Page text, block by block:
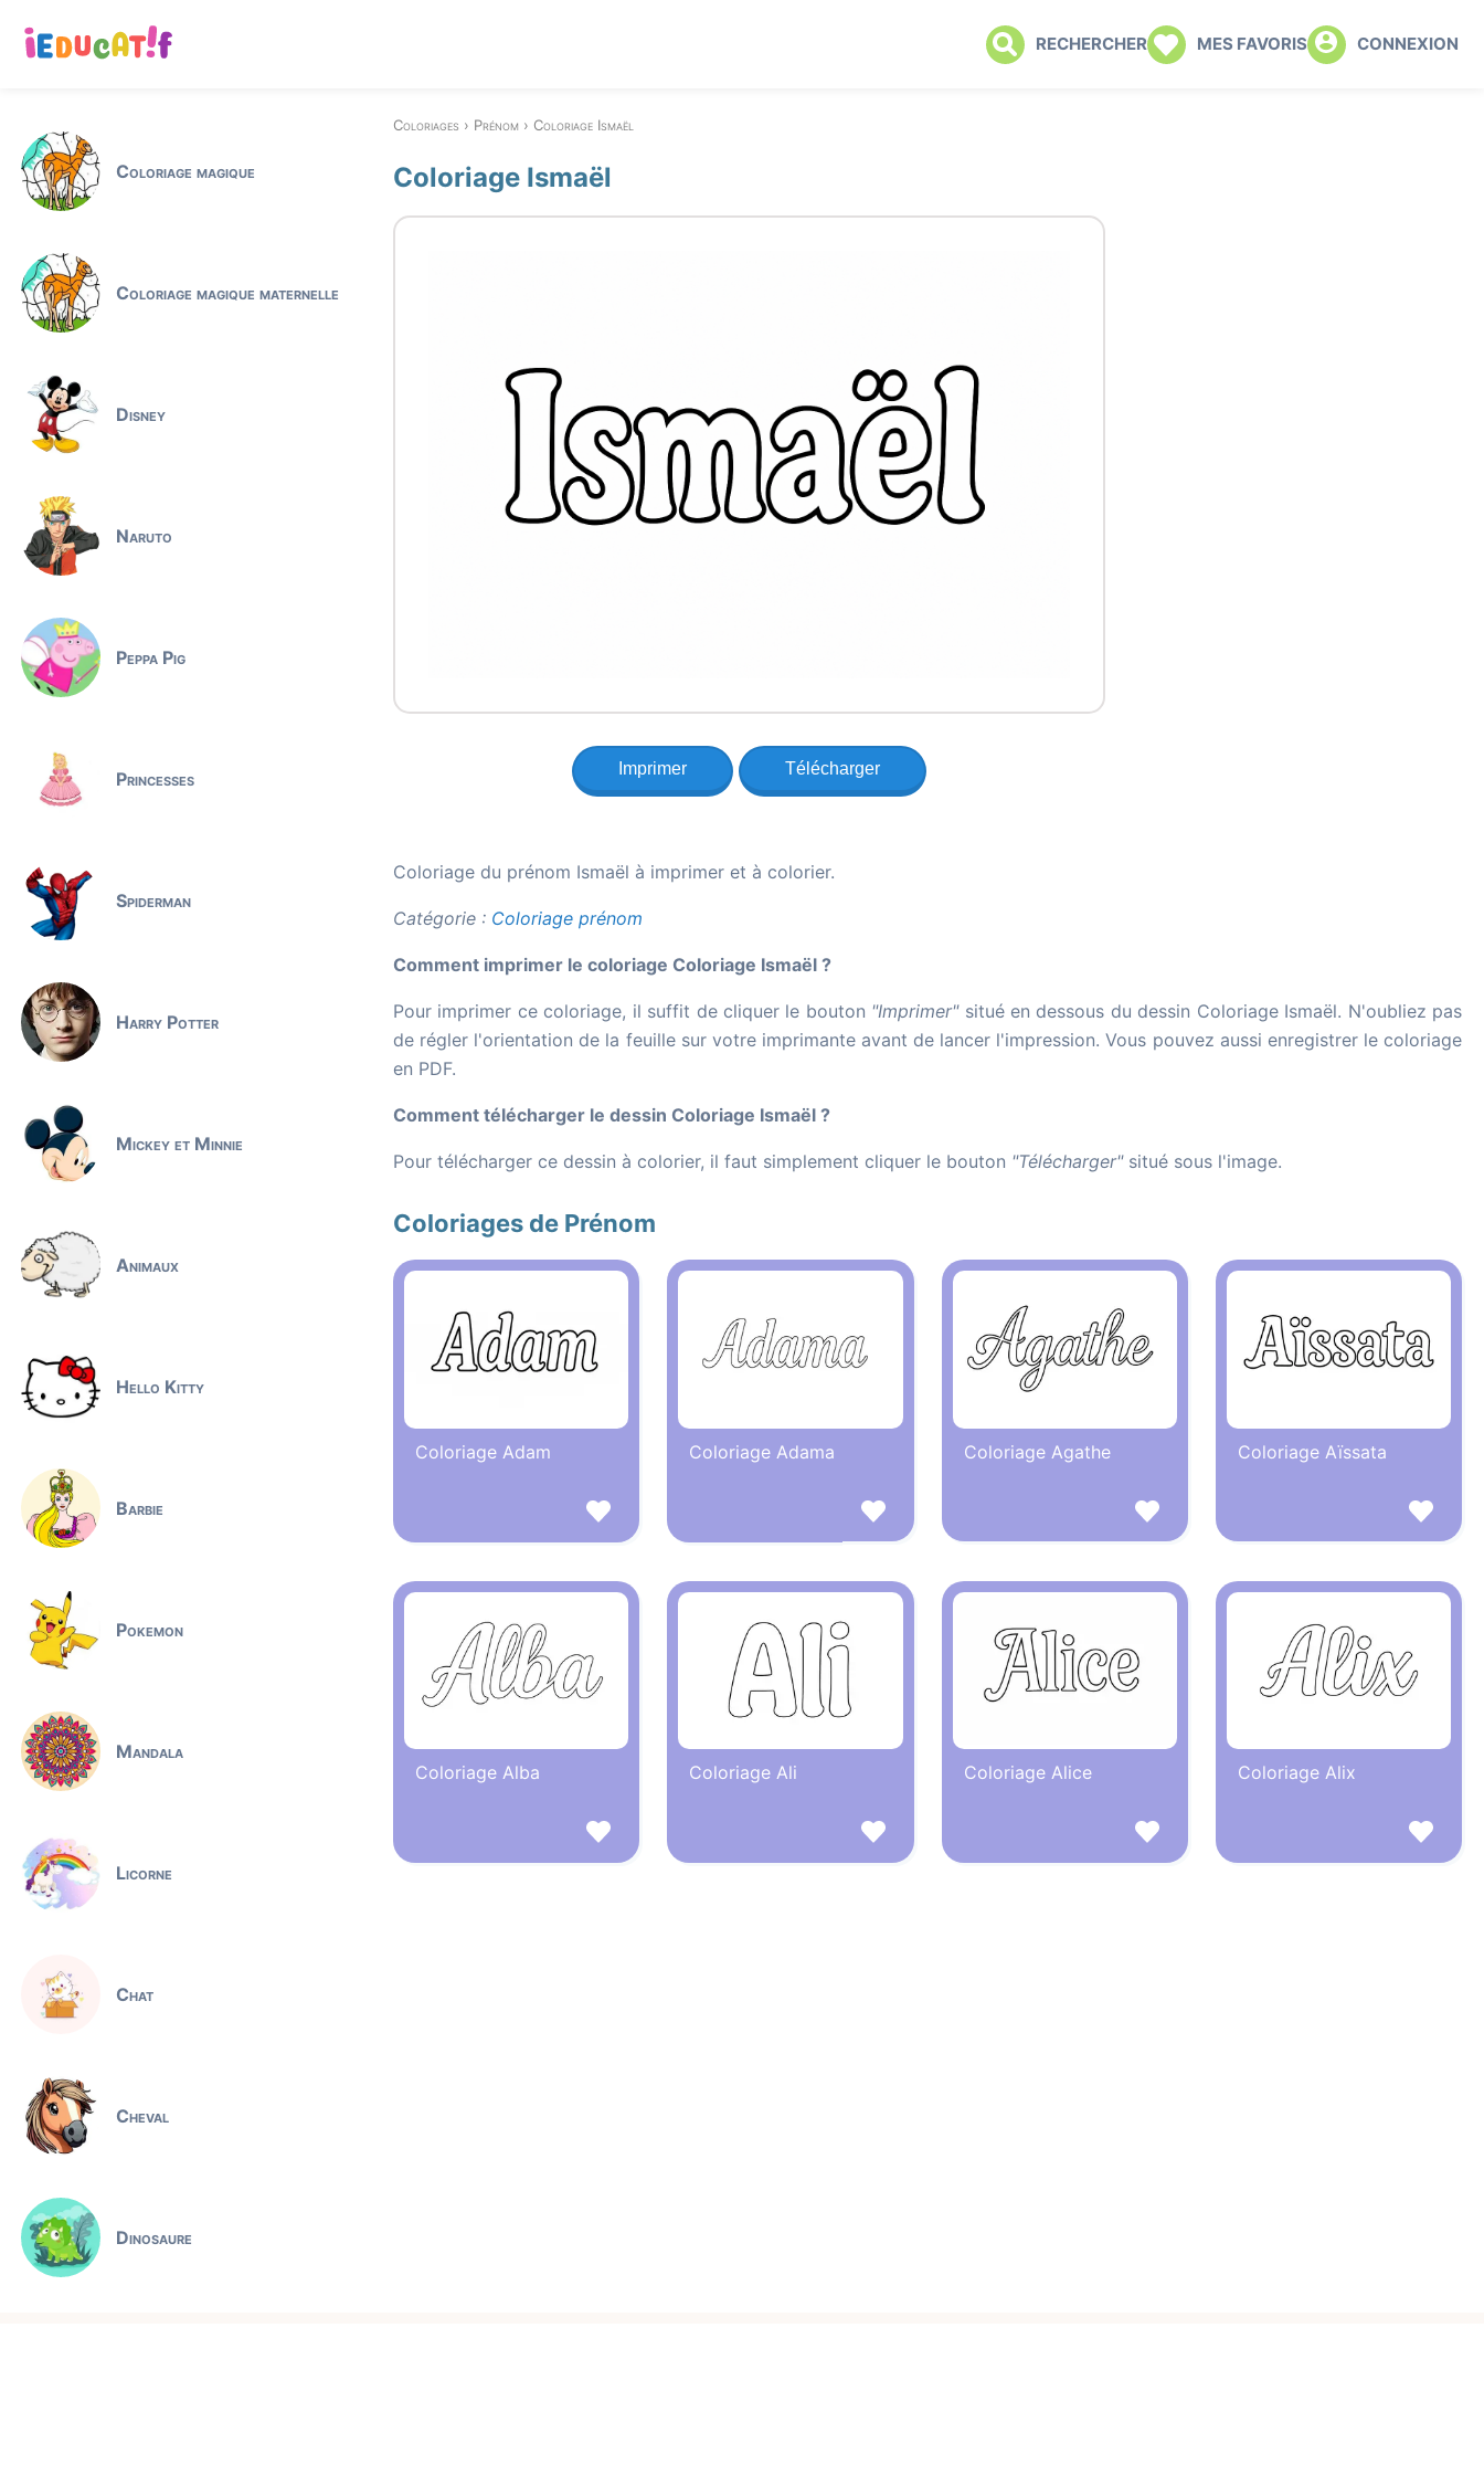
RECHERCHER MES FAVORIS CONNEXION
Coloriage magique
Coloriage magique maternelle
Disney
Naruto
Peppa Pig
Princesses
Spiderman
Harry Potter
Mickey et Minnie
Animaux
Hello Kitty
Barbie
Pokemon
Mandala
Licorne
Chat
Cheval
Dinosaure
Coloriages Prénom Coloriage Ismaël
Coloriage Ismaël
Imprimer Télécharger
Coloriage du prénom Ismaël à imprimer et à colorier.
Catégorie : Coloriage prénom
Comment imprimer le coloriage Coloriage Ismaël ?
Pour imprimer ce coloriage, il suffit de cliquer le bouton "Imprimer"situé en dessous du dessin Coloriage Ismaël. N'oubliez pas
de régler l'orientation de la feuille sur votre imprimante avant de lancer l'impression. Vous pouvez aussi enregistrer le coloriage
en PDF.
Comment télécharger le dessin Coloriage Ismaël ?
Pour télécharger ce dessin à colorier, il faut simplement cliquer le bouton "Télécharger"situé sous l'image.
Coloriages de Prénom
Coloriage Adam Coloriage Adama Coloriage Agathe Coloriage Aïssata
Coloriage Alba Coloriage Ali Coloriage Alice Coloriage Alix